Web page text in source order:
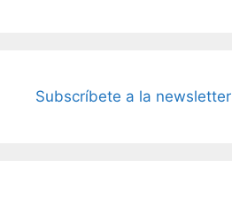
Subscríbete a la newsletter